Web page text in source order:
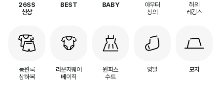
26SS
신상
BEST BABY
아우터
상의
하의
레깅스
등원룩
상하복
라운지웨어
베이직
원피스
수트
양말 모자